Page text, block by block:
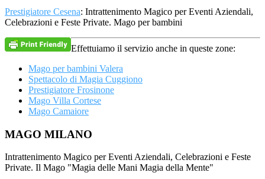
Prestigiatore Cesena: Intrattenimento Magico per Eventi Aziendali,
Celebrazioni e Feste Private. Mago per bambini
Effettuiamo il servizio anche in queste zone:
Mago per bambini Valera
Spettacolo di Magia Cuggiono
Prestigiatore Frosinone
Mago Villa Cortese
Mago Camaiore
Footer
MAGO MILANO
Intrattenimento Magico per Eventi Aziendali, Celebrazioni e Feste
Private. Il Mago "Magia delle Mani Magia della Mente"